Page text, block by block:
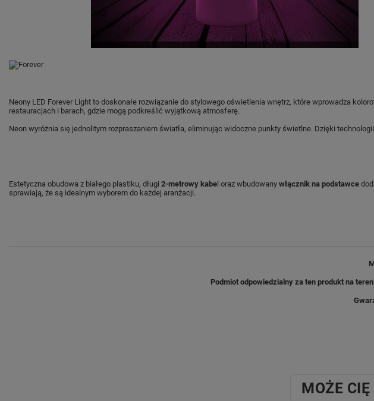
Neony LED Forever Light to doskonałe rozwiązanie do stylowego oświetlenia wnętrz, które wprowadza
restauracjach i barach, gdzie mogą podkreślić wyjątkową atmosferę.
Neon wyróżnia się jednolitym rozpraszaniem światła, eliminując widoczne punkty świetlne. Dzięki
Estetyczna obudowa z białego plastiku, długi 2-metrowy kabe l oraz wbudowany włącznik na podstawce
sprawiają, że są idealnym wyborem do każdej aranżacji.
Podmiot odpowiedzialny za ten produkt na
MOŻE